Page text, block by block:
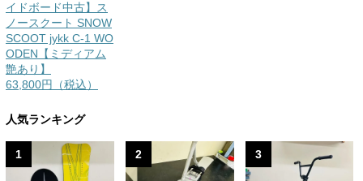
イドボード中古】ス
ノースクート SNOW
SCOOT jykk C-1 WO
ODEN【ミディアム
艶あり】
63,800円（税込）
人気ランキング
1 2 3